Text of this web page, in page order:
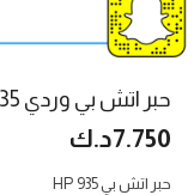
حبر اتش بي وردي 935 HP
7.750د.ك
حبر اتش بي HP 935